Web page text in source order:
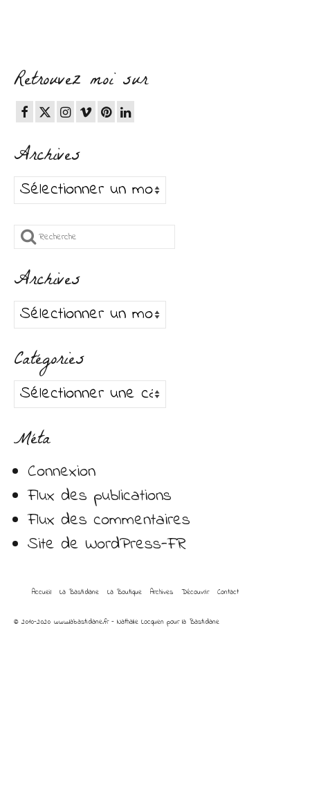
Retrouvez moi sur
Archives
Archives
Rechercher
Archives
Archives
Catégories
Catégories
Méta
Connexion
Flux des publications
Flux des commentaires
Site de WordPress-FR
Accueil La Bastidane La Boutique Archives Découvrir Contact
© 2010-2020 www.labastidane.fr - Nathalie Locquen pour la Bastidane